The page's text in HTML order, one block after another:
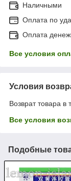
Наличными
Оплата по
Оплата
Все условия
Условия
Возврат товара в
Все условия
Подобные